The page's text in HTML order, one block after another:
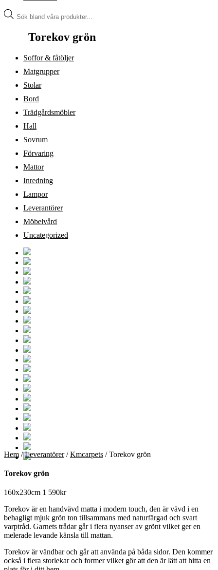
Produktsökning
Torekov grön
Soffor & fåtöljer
Matgrupper
Stolar
Bord
Trädgårdsmöbler
Hall
Sovrum
Förvaring
Mattor
Inredning
Lampor
Leverantörer
Möbelvård
Uncategorized
Hem /Leverantörer/Kmcarpets / Torekov grön
Torekov grön
160x230cm 1 590kr
Torekov är en handvävd matta i modern touch, den är vävd i en
behagligt mjuk grön ton tillsammans med naturfärgad och svart
varptråd. Garnets trådar går i flera nyanser av grönt vilket ger en
melerade levande känsla till mattan.
Torekov är vändbar och går att använda på båda sidor. Den kommer
också i flera storlekar och former vilket gör att den är lätt att hitta en